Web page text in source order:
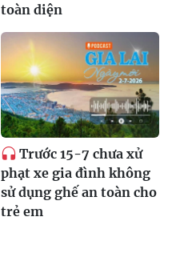
toàn diện
Trước 15-7 chưa xử
phạt xe gia đình không
sử dụng ghế an toàn cho
trẻ em